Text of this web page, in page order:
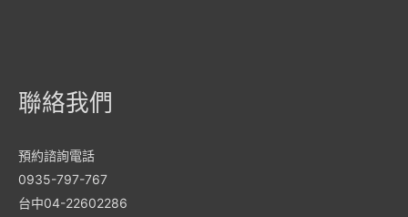
聯絡我們
預約諮詢電話
0935-797-767
台中04-22602286